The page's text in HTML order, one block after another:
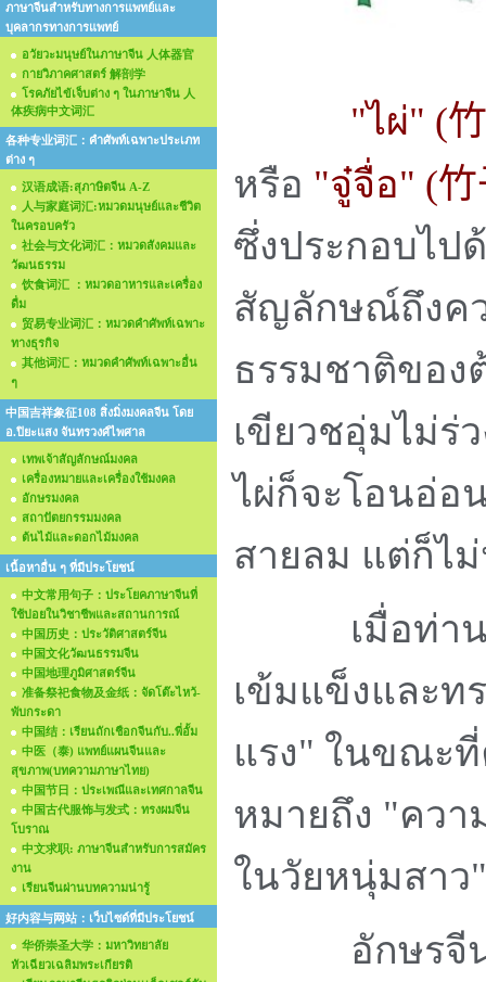
ภาษาจีนสำหรับทางการแพทย์และ
บุคลากรทางการแพทย์
อวัยวะมนุษย์ในภาษาจีน 人体器官
กายวิภาคศาสตร์ 解剖学
โรคภัยไข้เจ็บต่าง ๆ ในภาษาจีน 人
体疾病中文词汇
各种专业词汇：คำศัพท์เฉพาะประเภท
ต่าง ๆ
汉语成语:สุภาษิตจีน A-Z
人与家庭词汇:หมวดมนุษย์และชีวิต
ในครอบครัว
社会与文化词汇：หมวดสังคมและ
วัฒนธรรม
饮食词汇 ：หมวดอาหารและเครื่อง
ดื่ม
贸易专业词汇：หมวดคำศัพท์เฉพาะ
ทางธุรกิจ
其他词汇：หมวดคำศัพท์เฉพาะอื่น
ๆ
中国吉祥象征108 สิ่งมิ่งมงคลจีน โดย
อ.ปิยะแสง จันทรวงศ์ไพศาล
เทพเจ้าสัญลักษณ์มงคล
เครื่องหมายและเครื่องใช้มงคล
อักษรมงคล
สถาปัตยกรรมมงคล
ต้นไม้และดอกไม้มงคล
เนื้อหาอื่น ๆ ที่มีประโยชน์
中文常用句子：ประโยคภาษาจีนที่
ใช้บ่อยในวิชาชีพและสถานการณ์
中国历史：ประวัติศาสตร์จีน
中国文化วัฒนธรรมจีน
中国地理ภูมิศาสตร์จีน
准备祭祀食物及金纸：จัดโต๊ะไหว้-
พับกระดา
中国结：เรียนถักเชือกจีนกับ..พี่อั้ม
中医（泰) แพทย์แผนจีนและ
สุขภาพ(บทความภาษาไทย)
中国节日：ประเพณีและเทศกาลจีน
中国古代服饰与发式：ทรงผมจีน
โบราณ
中文求职: ภาษาจีนสำหรับการสมัคร
งาน
เรียนจีนผ่านบทความน่ารู้
好内容与网站：เว็บไซด์ที่มีประโยชน์
华侨崇圣大学：มหาวิทยาลัย
หัวเฉียวเฉลิมพระเกียรติ
"ไผ่" (
หรือ "จู๋จื่อ" (
ซึ่งประกอบไป
สัญลักษณ์ถึงค
ธรรมชาติของ
เขียวชอุ่มไม่ร่
ไผ่ก็จะโอนอ่อ
สายลม แต่ก็ไ
เมื่อท่านมอ
เข้มแข็งและท
แรง" ในขณะ
หมายถึง "ควา
ในวัยหนุ่มสาว"
อักษรจีนคำ